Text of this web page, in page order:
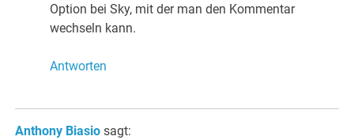
Option bei Sky, mit der man den Kommentar
wechseln kann.
Antworten
Anthony Biasio sagt: